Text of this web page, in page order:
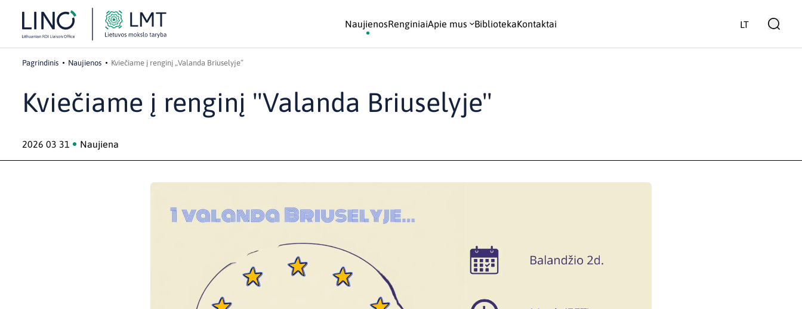
NaujienosRenginiaiApie mus BibliotekaKontaktai LT
Pagrindinis Naujienos Kviečiame į renginį „Valanda Briuselyje”
Kviečiame į renginį "Valanda Briuselyje"
2026 03 31 Naujiena